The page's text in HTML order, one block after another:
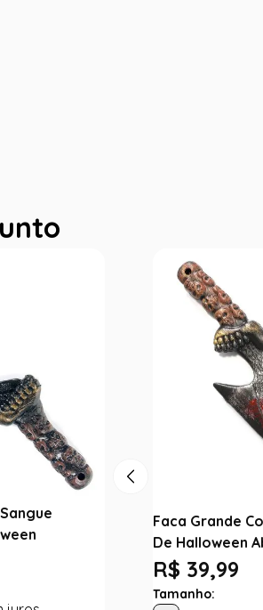
Faca Grande
De Halloween
R$ 39,99
Tamanho: